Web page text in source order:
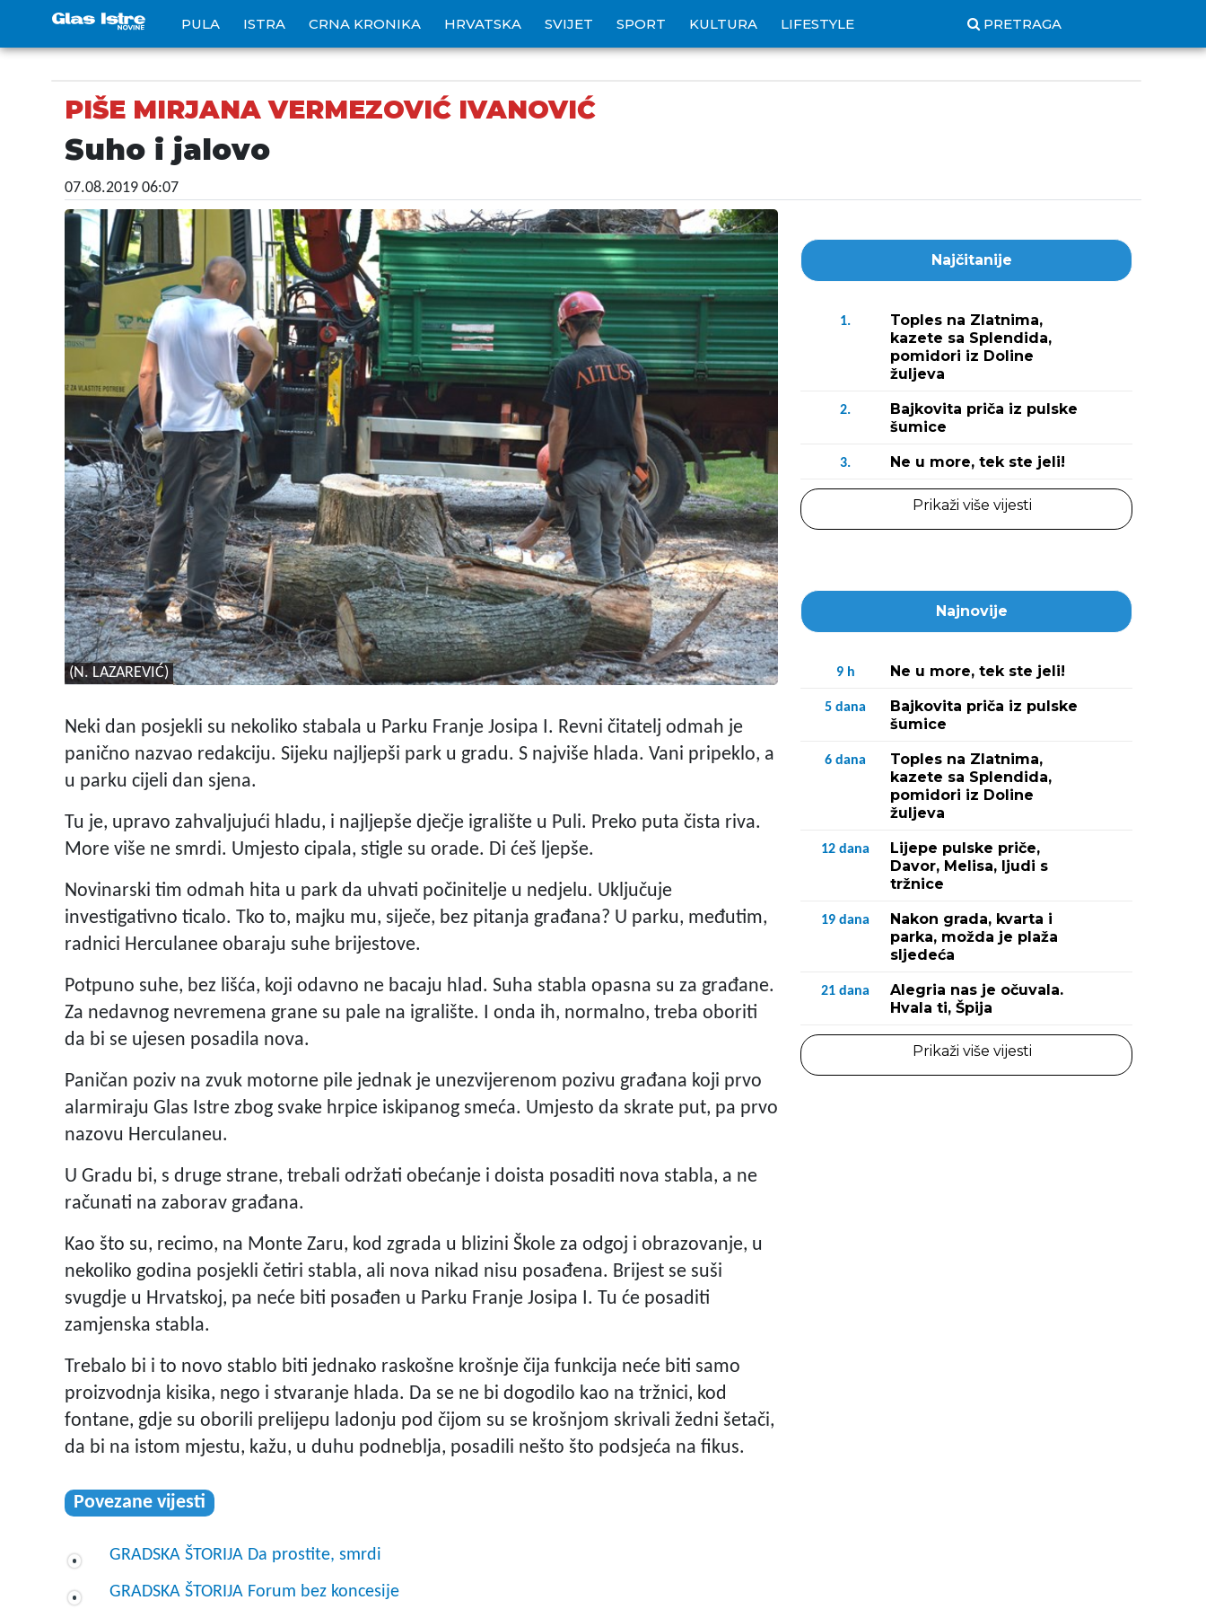
PULA ISTRA CRNA KRONIKA HRVATSKA SVIJET SPORT KULTURA LIFESTYLE PRETRAGA
PIŠE MIRJANA VERMEZOVIĆ IVANOVIĆ
Suho i jalovo
07.08.2019 06:07
(N. LAZAREVIĆ)
Neki dan posjekli su nekoliko stabala u Parku Franje Josipa I. Revni čitatelj odmah je
panično nazvao redakciju. Sijeku najljepši park u gradu. S najviše hlada. Vani pripeklo, a
u parku cijeli dan sjena.
Tu je, upravo zahvaljujući hladu, i najljepše dječje igralište u Puli. Preko puta čista riva.
More više ne smrdi. Umjesto cipala, stigle su orade. Di ćeš ljepše.
Novinarski tim odmah hita u park da uhvati počinitelje u nedjelu. Uključuje
investigativno ticalo. Tko to, majku mu, siječe, bez pitanja građana? U parku, međutim,
radnici Herculanee obaraju suhe brijestove.
Potpuno suhe, bez lišća, koji odavno ne bacaju hlad. Suha stabla opasna su za građane.
Za nedavnog nevremena grane su pale na igralište. I onda ih, normalno, treba oboriti
da bi se ujesen posadila nova.
Paničan poziv na zvuk motorne pile jednak je unezvijerenom pozivu građana koji prvo
alarmiraju Glas Istre zbog svake hrpice iskipanog smeća. Umjesto da skrate put, pa prvo
nazovu Herculaneu.
U Gradu bi, s druge strane, trebali održati obećanje i doista posaditi nova stabla, a ne
računati na zaborav građana.
Kao što su, recimo, na Monte Zaru, kod zgrada u blizini Škole za odgoj i obrazovanje, u
nekoliko godina posjekli četiri stabla, ali nova nikad nisu posađena. Brijest se suši
svugdje u Hrvatskoj, pa neće biti posađen u Parku Franje Josipa I. Tu će posaditi
zamjenska stabla.
Trebalo bi i to novo stablo biti jednako raskošne krošnje čija funkcija neće biti samo
proizvodnja kisika, nego i stvaranje hlada. Da se ne bi dogodilo kao na tržnici, kod
fontane, gdje su oborili prelijepu ladonju pod čijom su se krošnjom skrivali žedni šetači,
da bi na istom mjestu, kažu, u duhu podneblja, posadili nešto što podsjeća na fikus.
Povezane vijesti
GRADSKA ŠTORIJA Da prostite, smrdi
GRADSKA ŠTORIJA Forum bez koncesije
Najčitanije
1.
Toples na Zlatnima,
kazete sa Splendida,
pomidori iz Doline
žuljeva
2.
Bajkovita priča iz pulske
šumice
3. Ne u more, tek ste jeli!
Prikaži više vijesti
Najnovije
9 h Ne u more, tek ste jeli!
5 dana
Bajkovita priča iz pulske
šumice
6 dana
Toples na Zlatnima,
kazete sa Splendida,
pomidori iz Doline
žuljeva
12 dana
Lijepe pulske priče,
Davor, Melisa, ljudi s
tržnice
19 dana
Nakon grada, kvarta i
parka, možda je plaža
sljedeća
21 dana
Alegria nas je očuvala.
Hvala ti, Špija
Prikaži više vijesti